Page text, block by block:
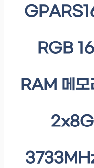
RGB
RAM 메모